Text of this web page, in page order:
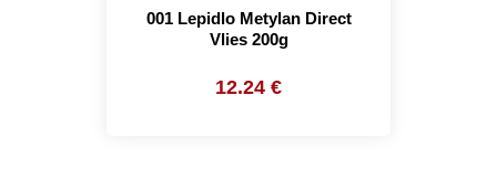
001 Lepidlo Metylan Direct
Vlies 200g
12.24 €